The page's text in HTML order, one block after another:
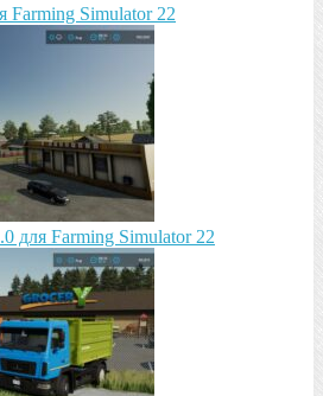
Farming Simulator 22
для Farming Simulator 22